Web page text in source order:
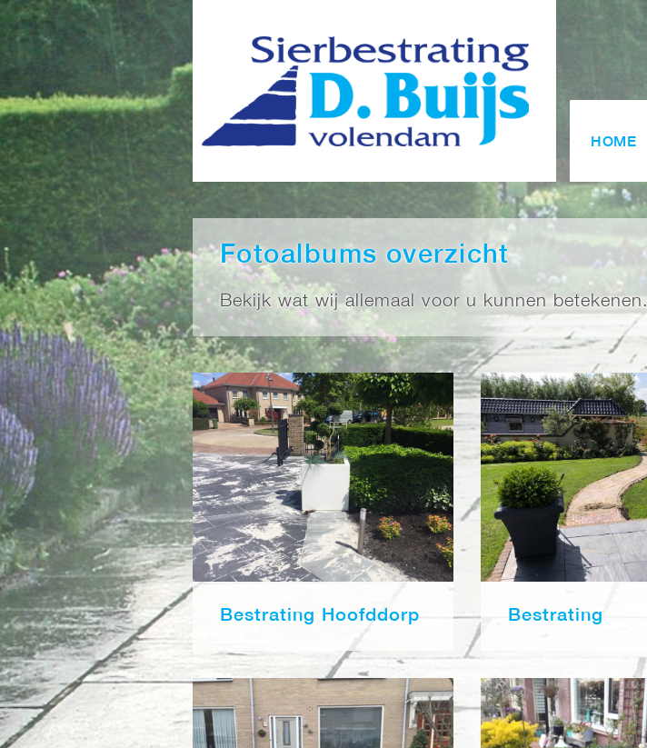
HOME
Fotoalbums overzicht
Bekijk wat wij allemaal voor u kunnen betekenen.
Bestrating Hoofddorp Bestrating